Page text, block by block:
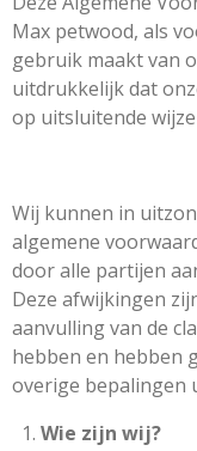
Max petwood, als
gebruik maakt van
uitdrukkelijk dat
op uitsluitende
Wij kunnen in
algemene
door alle partijen
Deze afwijkingen
aanvulling van de
hebben en hebben
overige bepalingen
Wie zijn wij?